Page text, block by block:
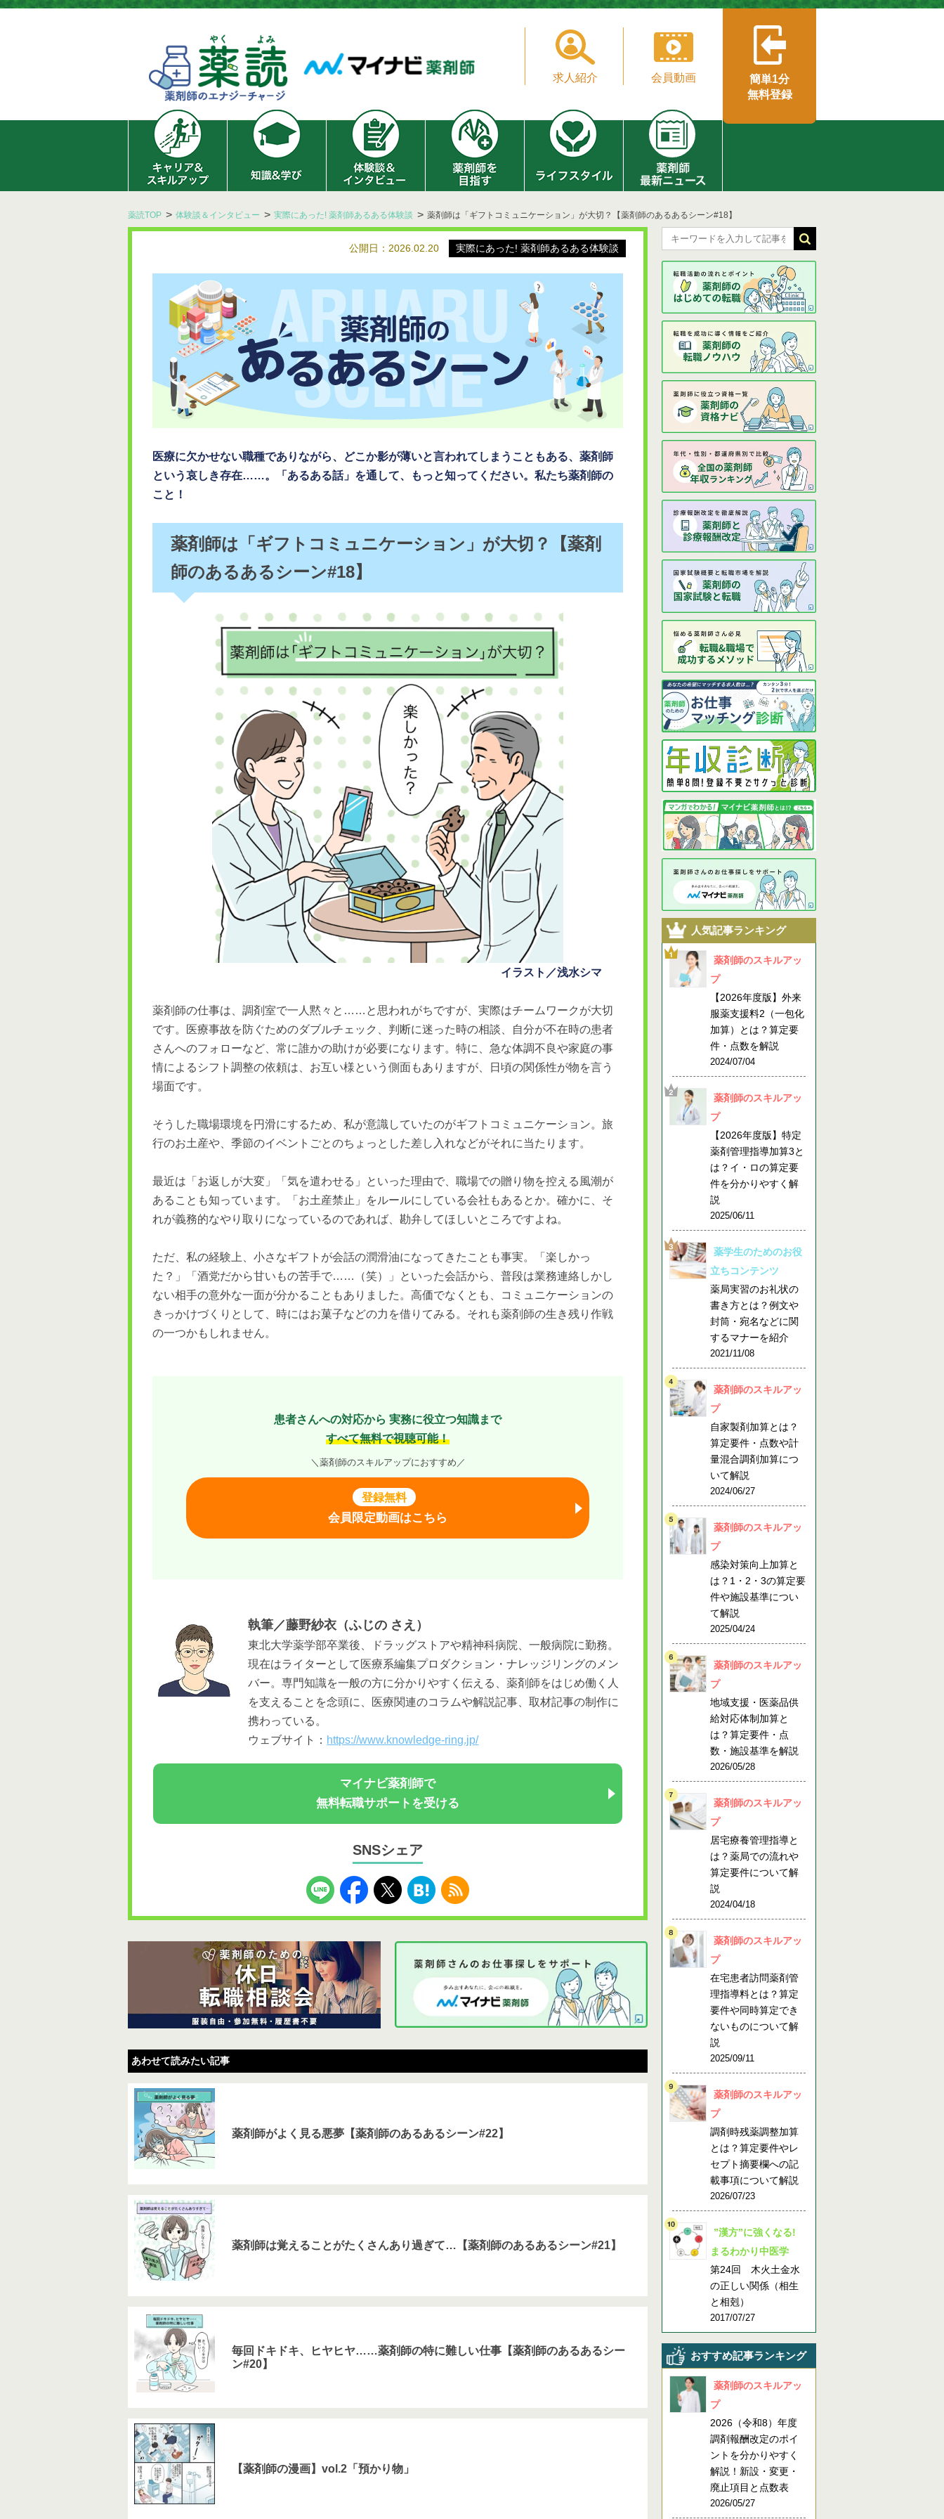
求人紹介 会員動画
簡単1分
無料登録
薬読TOP 体験談＆インタビュー 実際にあった! 薬剤師あるある体験談 薬剤師は「ギフトコミュニケーション」が大切？【薬剤師のあるあるシーン#18】
公開日：2026.02.20 実際にあった! 薬剤師あるある体験談
医療に欠かせない職種でありながら、どこか影が薄いと言われてしまうこともある、薬剤師
という哀しき存在……。「あるある話」を通して、もっと知ってください。私たち薬剤師の
こと！
薬剤師は「ギフトコミュニケーション」が大切？【薬剤
師のあるあるシーン#18】
イラスト／浅水シマ
薬剤師の仕事は、調剤室で一人黙々と……と思われがちですが、実際はチームワークが大切
です。医療事故を防ぐためのダブルチェック、判断に迷った時の相談、自分が不在時の患者
さんへのフォローなど、常に誰かの助けが必要になります。特に、急な体調不良や家庭の事
情によるシフト調整の依頼は、お互い様という側面もありますが、日頃の関係性が物を言う
場面です。
そうした職場環境を円滑にするため、私が意識していたのがギフトコミュニケーション。旅
行のお土産や、季節のイベントごとのちょっとした差し入れなどがそれに当たります。
最近は「お返しが大変」「気を遣わせる」といった理由で、職場での贈り物を控える風潮が
あることも知っています。「お土産禁止」をルールにしている会社もあるとか。確かに、そ
れが義務的なやり取りになっているのであれば、勘弁してほしいところですよね。
ただ、私の経験上、小さなギフトが会話の潤滑油になってきたことも事実。「楽しかっ
た？」「酒党だから甘いもの苦手で……（笑）」といった会話から、普段は業務連絡しかし
ない相手の意外な一面が分かることもありました。高価でなくとも、コミュニケーションの
きっかけづくりとして、時にはお菓子などの力を借りてみる。それも薬剤師の生き残り作戦
の一つかもしれません。
患者さんへの対応から 実務に役立つ知識まで
すべて無料で視聴可能！
＼薬剤師のスキルアップにおすすめ／
登録無料
会員限定動画はこちら
執筆／藤野紗衣（ふじの さえ）
東北大学薬学部卒業後、ドラッグストアや精神科病院、一般病院に勤務。
現在はライターとして医療系編集プロダクション・ナレッジリングのメン
バー。専門知識を一般の方に分かりやすく伝える、薬剤師をはじめ働く人
を支えることを念頭に、医療関連のコラムや解説記事、取材記事の制作に
携わっている。
ウェブサイト： https://www.knowledge-ring.jp/
マイナビ薬剤師で
無料転職サポートを受ける
SNSシェア
あわせて読みたい記事
薬剤師がよく見る悪夢【薬剤師のあるあるシーン#22】
薬剤師は覚えることがたくさんあり過ぎて…【薬剤師のあるあるシーン#21】
毎回ドキドキ、ヒヤヒヤ……薬剤師の特に難しい仕事【薬剤師のあるあるシー
ン#20】
【薬剤師の漫画】vol.2「預かり物」
人気記事ランキング
薬剤師のスキルアッ
プ
【2026年度版】外来
服薬支援料2（一包化
加算）とは？算定要
件・点数を解説
2024/07/04
薬剤師のスキルアッ
プ
【2026年度版】特定
薬剤管理指導加算3と
は？イ・ロの算定要
件を分かりやすく解
説
2025/06/11
薬学生のためのお役
立ちコンテンツ
薬局実習のお礼状の
書き方とは？例文や
封筒・宛名などに関
するマナーを紹介
2021/11/08
薬剤師のスキルアッ
プ
自家製剤加算とは？
算定要件・点数や計
量混合調剤加算につ
いて解説
2024/06/27
薬剤師のスキルアッ
プ
感染対策向上加算と
は？1・2・3の算定要
件や施設基準につい
て解説
2025/04/24
薬剤師のスキルアッ
プ
地域支援・医薬品供
給対応体制加算と
は？算定要件・点
数・施設基準を解説
2026/05/28
薬剤師のスキルアッ
プ
居宅療養管理指導と
は？薬局での流れや
算定要件について解
説
2024/04/18
薬剤師のスキルアッ
プ
在宅患者訪問薬剤管
理指導料とは？算定
要件や同時算定でき
ないものについて解
説
2025/09/11
薬剤師のスキルアッ
プ
調剤時残薬調整加算
とは？算定要件やレ
セプト摘要欄への記
載事項について解説
2026/07/23
”漢方”に強くなる!
まるわかり中医学
第24回 木火土金水
の正しい関係（相生
と相剋）
2017/07/27
おすすめ記事ランキング
薬剤師のスキルアッ
プ
2026（令和8）年度
調剤報酬改定のポイ
ントを分かりやすく
解説！新設・変更・
廃止項目と点数表
2026/05/27